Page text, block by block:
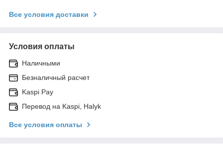
Все условия доставки
Условия оплаты
Наличными
Безналичный расчет
Kaspi Pay
Перевод на Kaspi, Halyk
Все условия оплаты